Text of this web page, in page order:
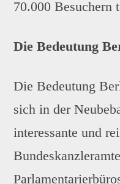
70.000 Besuchern
Die Bedeutung
Die Bedeutung
sich in der
interessante und